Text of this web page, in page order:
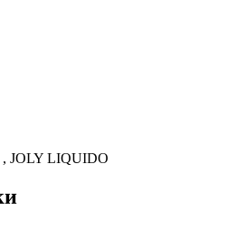
, JOLY LIQUIDO